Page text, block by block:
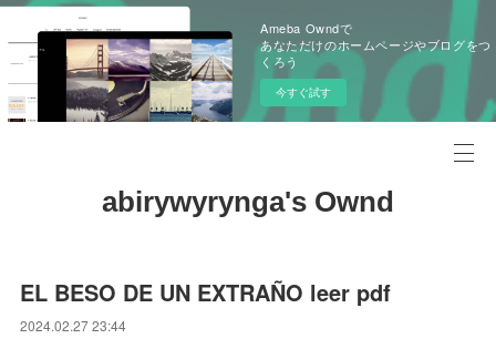
Ameba Owndで
あなただけのホームページやブログをつ
くろう
今すぐ試す
abirywyrynga's Ownd
EL BESO DE UN EXTRAÑO leer pdf
2024.02.27 23:44